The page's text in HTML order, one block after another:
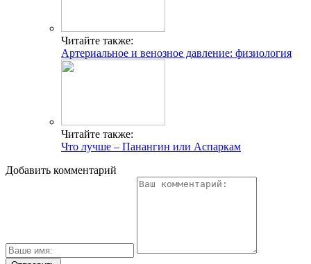
Читайте также:
Артериальное и венозное давление: физиология
Читайте также:
Что лучше – Панангин или Аспаркам
Добавить комментарий